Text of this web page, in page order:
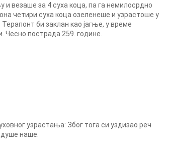
везаше за 4 суха коца, па га немилосрдно
четири суха коца озеленеше и узрастоше у
би заклан као јагње, у време
Чесно пострада 259. године.
узрастања: Због тога си уздизао реч
наше.